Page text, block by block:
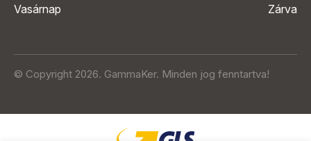
Vasárnap
Zárva
© Copyright 2026. GammaKer. Minden jog fenntartva!